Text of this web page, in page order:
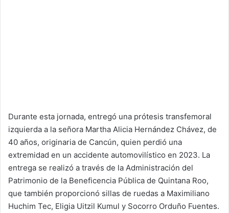
Durante esta jornada, entregó una prótesis transfemoral
izquierda a la señora Martha Alicia Hernández Chávez, de
40 años, originaria de Cancún, quien perdió una
extremidad en un accidente automovilístico en 2023. La
entrega se realizó a través de la Administración del
Patrimonio de la Beneficencia Pública de Quintana Roo,
que también proporcionó sillas de ruedas a Maximiliano
Huchim Tec, Eligia Uitzil Kumul y Socorro Orduño Fuentes.